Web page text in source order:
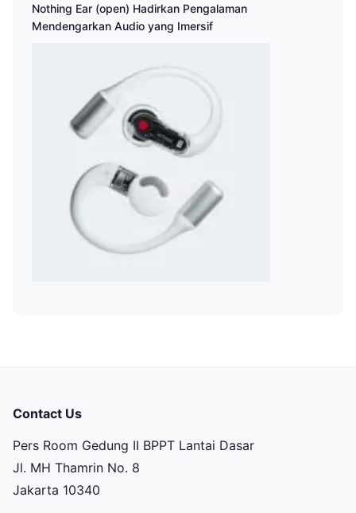
Nothing Ear (open) Hadirkan Pengalaman
Mendengarkan Audio yang Imersif
Contact Us
Pers Room Gedung II BPPT Lantai Dasar
Jl. MH Thamrin No. 8
Jakarta 10340